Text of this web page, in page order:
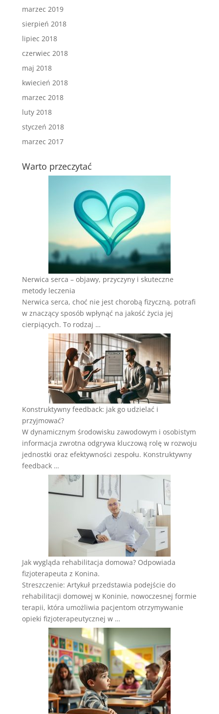
marzec 2019
sierpień 2018
lipiec 2018
czerwiec 2018
maj 2018
kwiecień 2018
marzec 2018
luty 2018
styczeń 2018
marzec 2017
Warto przeczytać
Nerwica serca – objawy, przyczyny i skuteczne
metody leczenia
Nerwica serca, choć nie jest chorobą fizyczną, potrafi
w znaczący sposób wpłynąć na jakość życia jej
cierpiących. To rodzaj …
Konstruktywny feedback: jak go udzielać i
przyjmować?
W dynamicznym środowisku zawodowym i osobistym
informacja zwrotna odgrywa kluczową rolę w rozwoju
jednostki oraz efektywności zespołu. Konstruktywny
feedback …
Jak wygląda rehabilitacja domowa? Odpowiada
fizjoterapeuta z Konina.
Streszczenie: Artykuł przedstawia podejście do
rehabilitacji domowej w Koninie, nowoczesnej formie
terapii, która umożliwia pacjentom otrzymywanie
opieki fizjoterapeutycznej w …